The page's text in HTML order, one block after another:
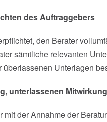
des Auftraggebers
den Berater
sämtliche relevanten
überlassenen Unterlagen
unterlassenen Mitwirkung
mit der Annahme der